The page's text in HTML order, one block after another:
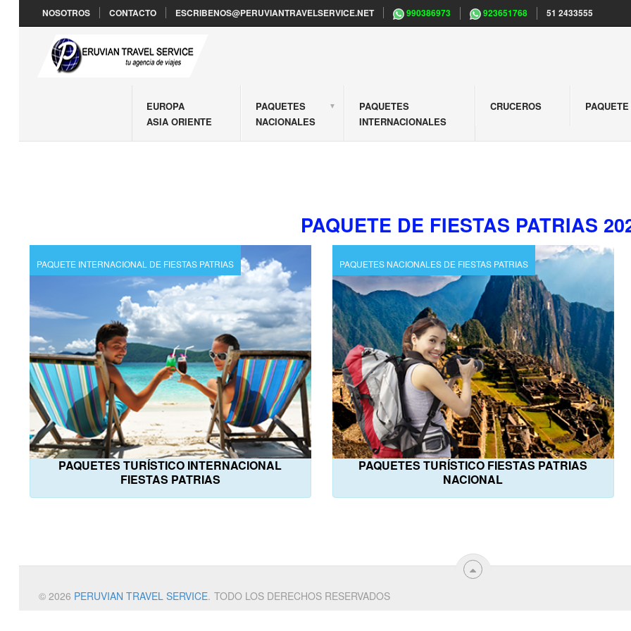
NOSOTROS CONTACTO ESCRIBENOS@PERUVIANTRAVELSERVICE.NET 990386973 923651768 51 2433555
EUROPA
ASIA ORIENTE
PAQUETES
NACIONALES
PAQUETES
INTERNACIONALES
CRUCEROS
PAQUETE DE FIESTAS PATRIAS
PAQUETE INTERNACIONAL DE FIESTAS PATRIAS
PAQUETES TURÍSTICO INTERNACIONAL
FIESTAS PATRIAS
PAQUETES NACIONALES DE FIESTAS PATRIAS
PAQUETES TURÍSTICO FIESTAS PATRIAS
NACIONAL
© 2026 PERUVIAN TRAVEL SERVICE. TODO LOS DERECHOS RESERVADOS